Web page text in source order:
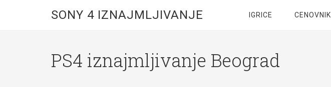
SONY 4 IZNAJMLJIVANJE IGRICE CENOVNIK
PS4 iznajmljivanje Beograd